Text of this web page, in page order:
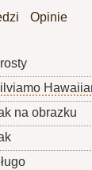
Opinie
na obrazku